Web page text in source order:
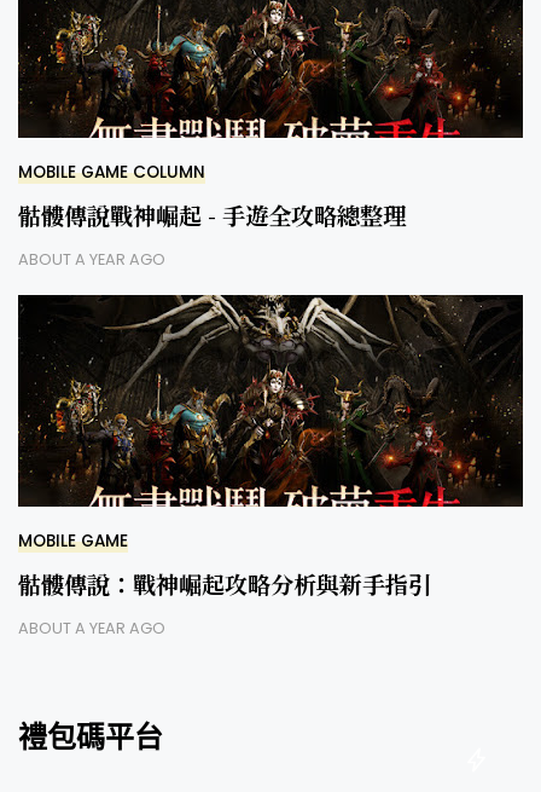
MOBILE GAME COLUMN
骷髏傳說戰神崛起 - 手遊全攻略總整理
ABOUT A YEAR AGO
MOBILE GAME
骷髏傳說：戰神崛起攻略分析與新手指引
ABOUT A YEAR AGO
禮包碼平台